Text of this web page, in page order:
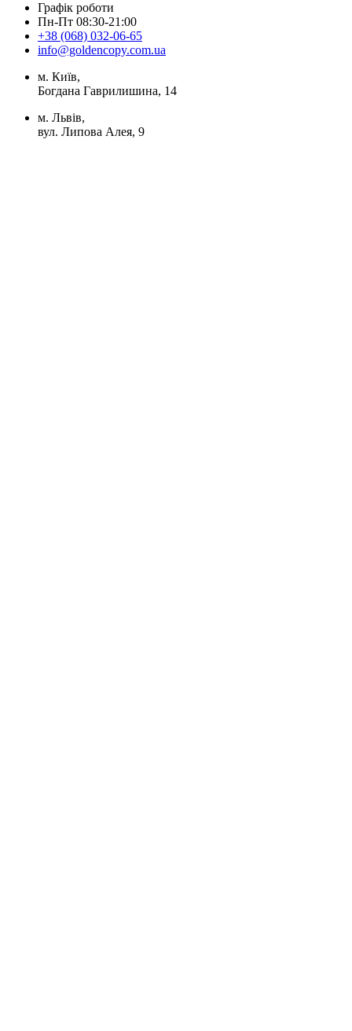
Графік роботи
Пн-Пт 08:30-21:00
+38 (068) 032-06-65
info@goldencopy.com.ua
м. Київ,
Богдана Гаврилишина, 14
м. Львів,
вул. Липова Алея, 9